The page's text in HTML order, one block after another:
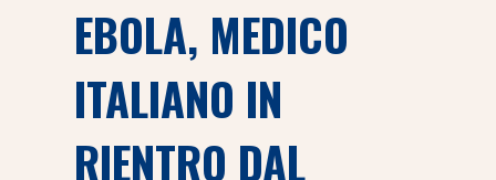
EBOLA, MEDICO
ITALIANO IN
RIENTRO DAL